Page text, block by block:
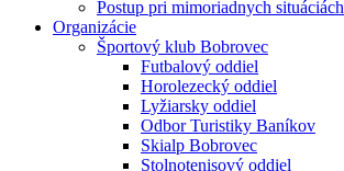
Postup pri mimoriadnych situáciách
Organizácie
Športový klub Bobrovec
Futbalový oddiel
Horolezecký oddiel
Lyžiarsky oddiel
Odbor Turistiky Baníkov
Skialp Bobrovec
Stolnotenisový oddiel